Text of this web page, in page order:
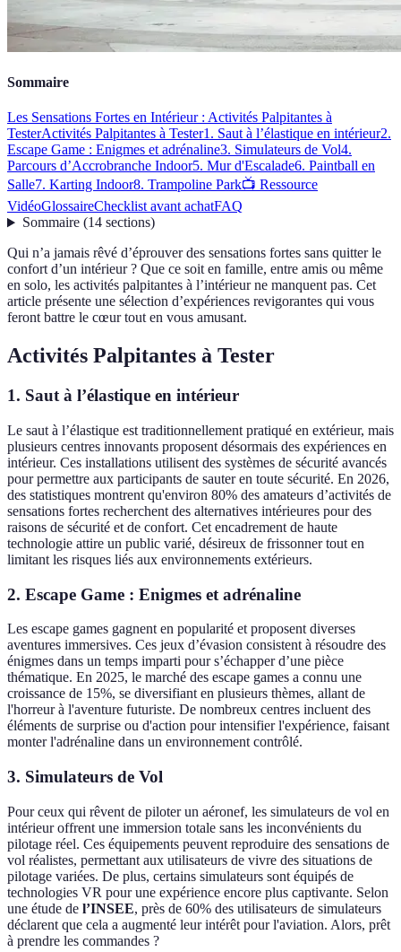
Sommaire
Les Sensations Fortes en Intérieur : Activités Palpitantes à
TesterActivités Palpitantes à Tester1. Saut à l’élastique en intérieur2.
Escape Game : Enigmes et adrénaline3. Simulateurs de Vol4.
Parcours d’Accrobranche Indoor5. Mur d'Escalade6. Paintball en
Salle7. Karting Indoor8. Trampoline Park📺 Ressource
VidéoGlossaireChecklist avant achatFAQ
Sommaire(14 sections)
Qui n’a jamais rêvé d’éprouver des sensations fortes sans quitter le
confort d’un intérieur ? Que ce soit en famille, entre amis ou même
en solo, les activités palpitantes à l’intérieur ne manquent pas. Cet
article présente une sélection d’expériences revigorantes qui vous
feront battre le cœur tout en vous amusant.
Activités Palpitantes à Tester
1. Saut à l’élastique en intérieur
Le saut à l’élastique est traditionnellement pratiqué en extérieur, mais
plusieurs centres innovants proposent désormais des expériences en
intérieur. Ces installations utilisent des systèmes de sécurité avancés
pour permettre aux participants de sauter en toute sécurité. En 2026,
des statistiques montrent qu'environ 80% des amateurs d’activités de
sensations fortes recherchent des alternatives intérieures pour des
raisons de sécurité et de confort. Cet encadrement de haute
technologie attire un public varié, désireux de frissonner tout en
limitant les risques liés aux environnements extérieurs.
2. Escape Game : Enigmes et adrénaline
Les escape games gagnent en popularité et proposent diverses
aventures immersives. Ces jeux d’évasion consistent à résoudre des
énigmes dans un temps imparti pour s’échapper d’une pièce
thématique. En 2025, le marché des escape games a connu une
croissance de 15%, se diversifiant en plusieurs thèmes, allant de
l'horreur à l'aventure futuriste. De nombreux centres incluent des
éléments de surprise ou d'action pour intensifier l'expérience, faisant
monter l'adrénaline dans un environnement contrôlé.
3. Simulateurs de Vol
Pour ceux qui rêvent de piloter un aéronef, les simulateurs de vol en
intérieur offrent une immersion totale sans les inconvénients du
pilotage réel. Ces équipements peuvent reproduire des sensations de
vol réalistes, permettant aux utilisateurs de vivre des situations de
pilotage variées. De plus, certains simulateurs sont équipés de
technologies VR pour une expérience encore plus captivante. Selon
une étude de l’INSEE, près de 60% des utilisateurs de simulateurs
déclarent que cela a augmenté leur intérêt pour l'aviation. Alors, prêt
à prendre les commandes ?